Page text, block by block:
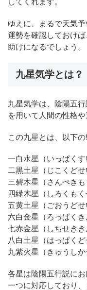
ゆえに、まるで天気
運勢を確認しておけ
助けになるでしょう。
九星気学とは？
九星気学は、陰陽五
を用いて人間の性格
この九星とは、以下
一白水星（いっぱくす
二黒土星（じこくどせ
三碧木星（さんぺきも
四緑木星（しろくもく
五黄土星（ごおうどせ
六白金星（ろっぱくき
七赤金星（しちせきき
八白土星（はっぱくど
九紫火星（きゅうしか
各星は陰陽五行説に
一つに対応しており